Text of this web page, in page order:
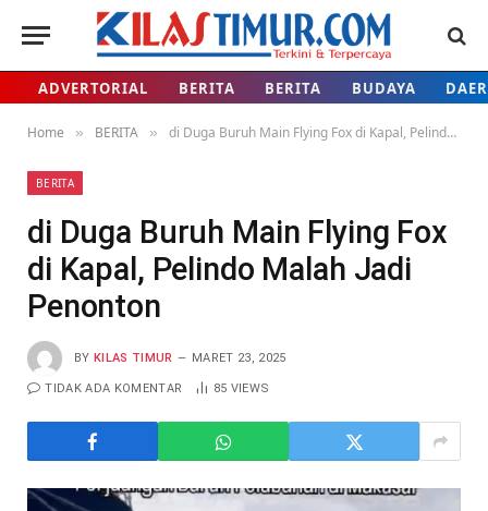
ADVERTORIAL BERITA BERITA BUDAYA
Home » BERITA » di Duga Buruh Main Flying Fox di Kapal, Pelindo Malah Jadi Penonton
BERITA
di Duga Buruh Main Flying Fox
di Kapal, Pelindo Malah Jadi
Penonton
BY KILAS TIMUR MARET 23, 2025
TIDAK ADA KOMENTAR 85 VIEWS